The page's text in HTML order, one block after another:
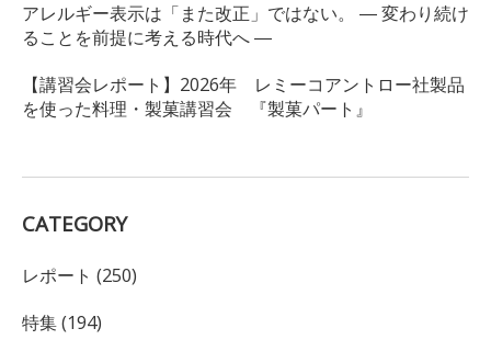
アレルギー表示は「また改正」ではない。 ― 変わり続け
ることを前提に考える時代へ ―
【講習会レポート】2026年 レミーコアントロー社製品
を使った料理・製菓講習会 『製菓パート』
CATEGORY
レポート (250)
特集 (194)